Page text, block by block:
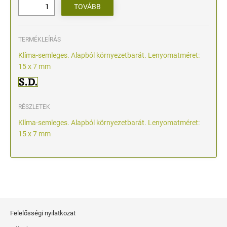
TERMÉKLEÍRÁS
Klíma-semleges. Alapból környezetbarát. Lenyomatméret:
15 x 7 mm
RÉSZLETEK
Klíma-semleges. Alapból környezetbarát. Lenyomatméret:
15 x 7 mm
Felelősségi nyilatkozat